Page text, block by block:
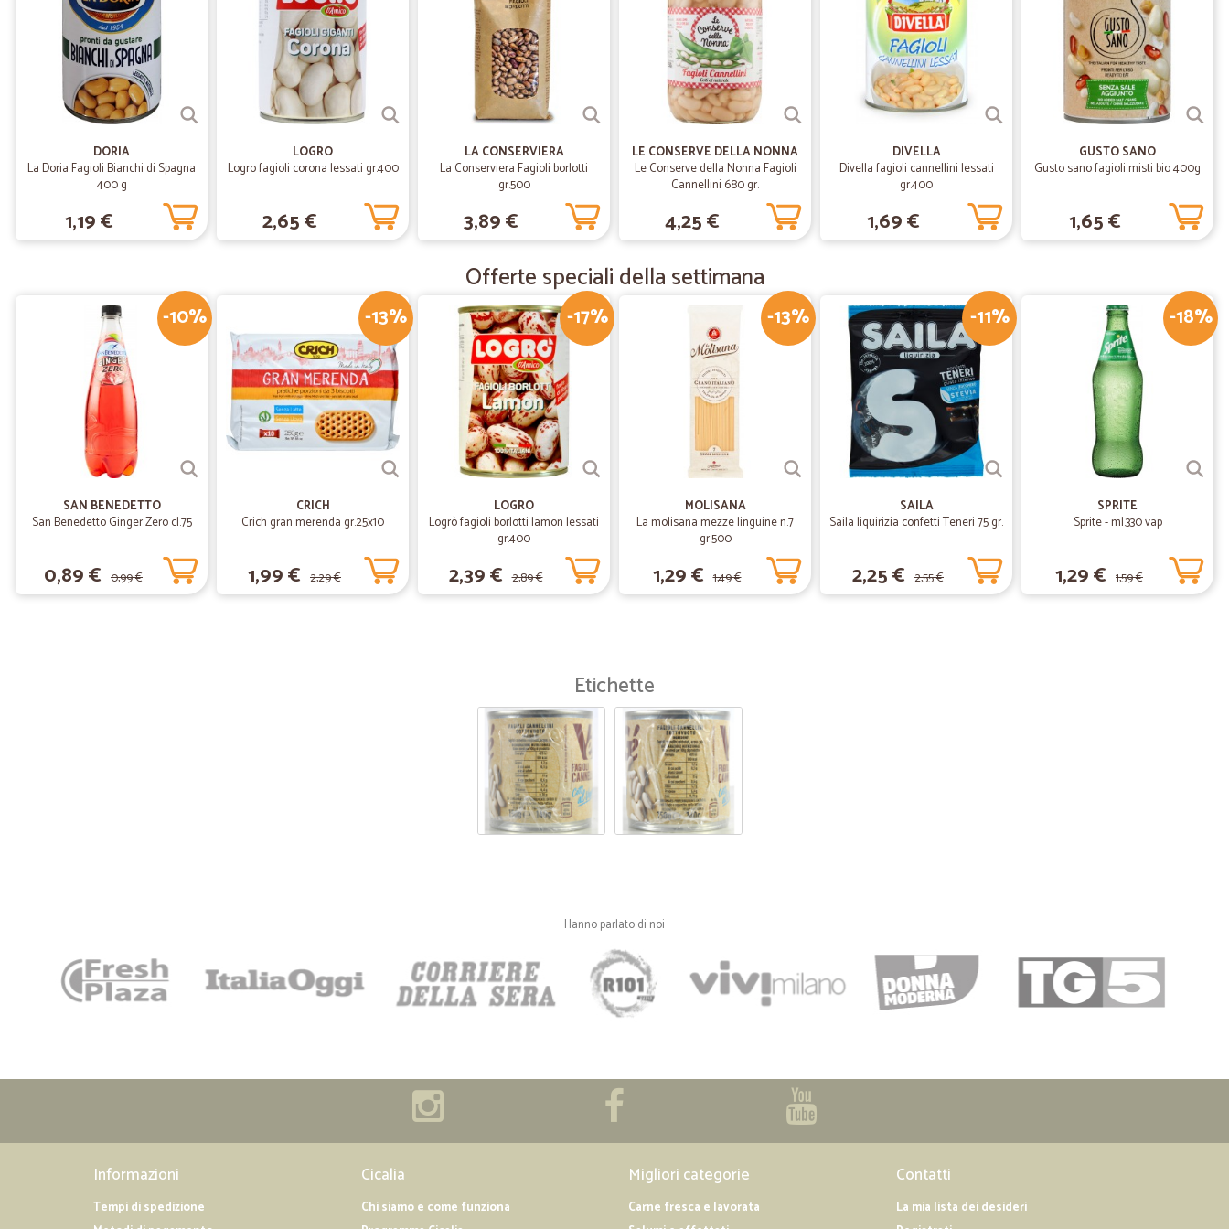
The infre deteinato
Veloci precisi affidabili
16/06/2020
—Massimiliano Z.
tutto ok veloci e puntuali.
tutto ok veloci e puntuali.
12/12/2019
Enrico C.
Invio rapido e materiale conforme a…Tutto Ok
Invio rapido e materiale conforme a quanto acquistato. Seri, come dovrebbero essere tutti i
commercianti ecommerce e non.
30/11/2019
Giuliano B.
sempre precisi
sempre precisi
DORIA
La Doria Fagioli Bianchi di Spagna
400 g
1,19 €
LOGRO
Logro fagioli corona lessati gr.400
2,65 €
LA CONSERVIERA
La Conserviera Fagioli borlotti
gr.500
3,89 €
LE CONSERVE DELLA NONNA
Le Conserve della Nonna Fagioli
Cannellini 680 gr.
4,25 €
DIVELLA
Divella fagioli cannellini lessati
gr.400
1,69 €
GUSTO SANO
Gusto sano fagioli misti bio 400g
1,65 €
Offerte speciali della settimana
-10%
SAN BENEDETTO
San Benedetto Ginger Zero cl.75
0,89 € 0,99 €
-13%
CRICH
Crich gran merenda gr.25x10
1,99 € 2,29 €
-17%
LOGRO
Logrò fagioli borlotti lamon lessati
gr.400
2,39 € 2,89 €
-13%
MOLISANA
La molisana mezze linguine n.7
gr.500
1,29 € 1,49 €
-11%
SAILA
Saila liquirizia confetti Teneri 75 gr.
2,25 € 2,55 €
-18%
SPRITE
Sprite - ml.330 vap
1,29 € 1,59 €
Etichette
Hanno parlato di noi
Informazioni
Tempi di spedizione
Cicalia
Chi siamo e come funziona
Migliori categorie
Carne fresca e lavorata
Contatti
La mia lista dei desideri